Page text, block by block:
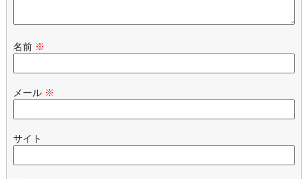
名前 ※
メール ※
サイト